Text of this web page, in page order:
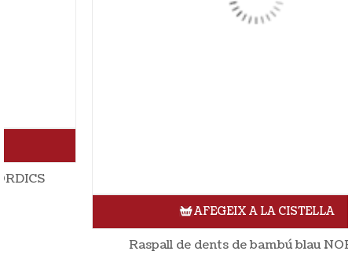
AFEGEIX A LA CISTELLA
Raspall de dents de bambú blau NORDICS